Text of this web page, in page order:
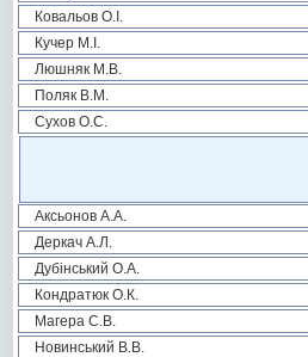
Ковальов О.І.
Кучер М.І.
Люшняк М.В.
Поляк В.М.
Сухов О.С.
Аксьонов А.А.
Деркач А.Л.
Дубінський О.А.
Кондратюк О.К.
Магера С.В.
Новинський В.В.